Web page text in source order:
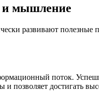
и мышление
развивают
поток.
достигать